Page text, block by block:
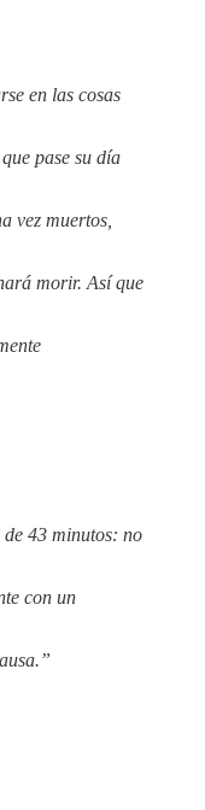
en las cosas
pase su día
vez muertos,
morir. Así que
de 43 minutos: no
con un